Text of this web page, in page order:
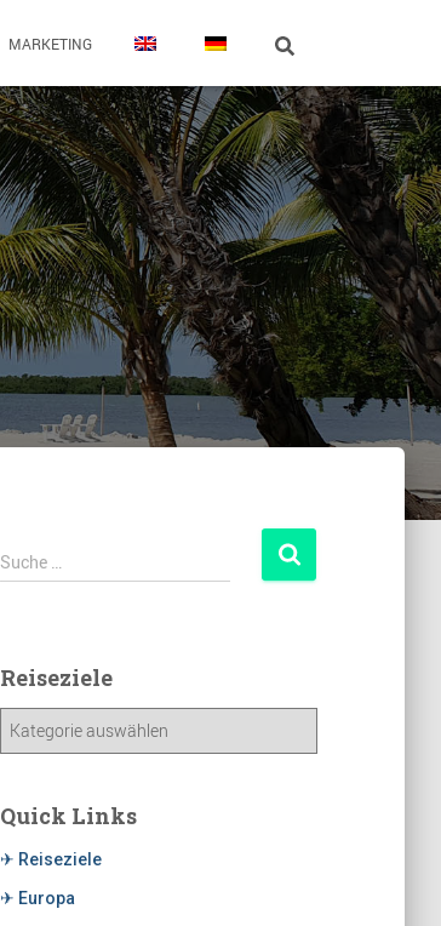
MARKETING
Suche …
Reiseziele
Quick Links
✈ Reiseziele
✈ Europa